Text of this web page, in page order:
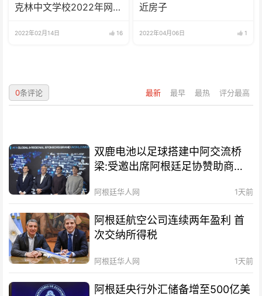
克林中文学校2022年网校
2022年02月14日 16
近房子
2022年04月06日 1
最新 最早 最热 评分最高
0条评论
双鹿电池以足球搭建中阿交流桥
梁:受邀出席阿根廷足协赞助商招
阿根廷华人网 1天前
阿根廷航空公司连续两年盈利 首
次交纳所得税
阿根廷华人网 1天前
阿根廷央行外汇储备增至500亿美